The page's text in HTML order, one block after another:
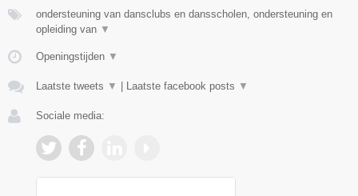
ondersteuning van dansclubs en dansscholen, ondersteuning en
opleiding van ▼
Openingstijden ▼
Laatste tweets ▼ Laatste facebook posts ▼
Sociale media: